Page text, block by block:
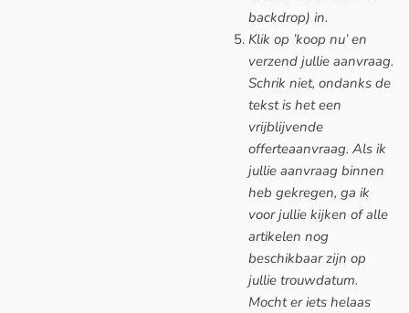
backdrop) in.
Klik op ’koop nu’ en
verzend jullie aanvraag.
Schrik niet, ondanks de
tekst is het een
vrijblijvende
offerteaanvraag. Als ik
jullie aanvraag binnen
heb gekregen, ga ik
voor jullie kijken of alle
artikelen nog
beschikbaar zijn op
jullie trouwdatum.
Mocht er iets helaas